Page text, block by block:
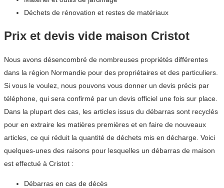
Déchets de rénovation et restes de matériaux
Prix et devis vide maison Cristot
Nous avons désencombré de nombreuses propriétés différentes
dans la région Normandie pour des propriétaires et des particuliers.
Si vous le voulez, nous pouvons vous donner un devis précis par
téléphone, qui sera confirmé par un devis officiel une fois sur place.
Dans la plupart des cas, les articles issus du débarras sont recyclés
pour en extraire les matières premières et en faire de nouveaux
articles, ce qui réduit la quantité de déchets mis en décharge. Voici
quelques-unes des raisons pour lesquelles un débarras de maison
est effectué à Cristot :
Débarras en cas de décès